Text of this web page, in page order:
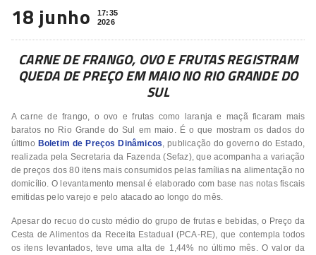
18 junho
17:35
2026
CARNE DE FRANGO, OVO E FRUTAS REGISTRAM
QUEDA DE PREÇO EM MAIO NO RIO GRANDE DO
SUL
A carne de frango, o ovo e frutas como laranja e maçã ficaram mais
baratos no Rio Grande do Sul em maio. É o que mostram os dados do
último Boletim de Preços Dinâmicos, publicação do governo do Estado,
realizada pela Secretaria da Fazenda (Sefaz), que acompanha a variação
de preços dos 80 itens mais consumidos pelas famílias na alimentação no
domicílio. O levantamento mensal é elaborado com base nas notas fiscais
emitidas pelo varejo e pelo atacado ao longo do mês.
Apesar do recuo do custo médio do grupo de frutas e bebidas, o Preço da
Cesta de Alimentos da Receita Estadual (PCA-RE), que contempla todos
os itens levantados, teve uma alta de 1,44% no último mês. O valor da